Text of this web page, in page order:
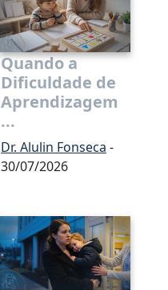
Quando a
Dificuldade de
Aprendizagem
...
Dr. Alulin Fonseca -
30/07/2026